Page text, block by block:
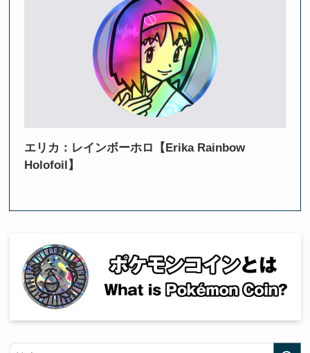
エリカ：レインボーホロ【Erika Rainbow
Holofoil】